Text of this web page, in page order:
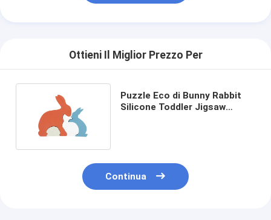
Ottieni Il Miglior Prezzo Per
Puzzle Eco di Bunny Rabbit
Silicone Toddler Jigsaw
Continua